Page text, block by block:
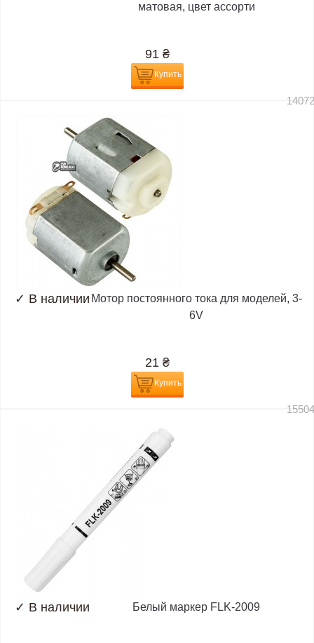
матовая, цвет ассорти
91 ₴
Купить
✓ В наличии Мотор постоянного тока для моделей, 3-
6V
21 ₴
Купить
✓ В наличии Белый маркер FLK-2009